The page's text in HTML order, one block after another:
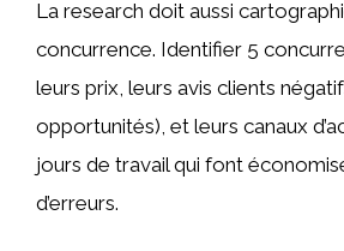
La research doit aussi
concurrence. Identifier 5
leurs prix, leurs avis clients
opportunités), et leurs canaux
jours de travail qui font
d’erreurs.